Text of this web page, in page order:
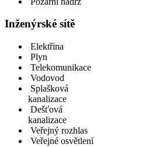
Inženýrské sítě
Elektřina
Plyn
Telekomunikace
Vodovod
Splašková
kanalizace
Dešťová
kanalizace
Veřejný rozhlas
Veřejné osvětlení